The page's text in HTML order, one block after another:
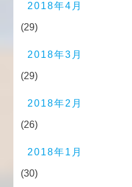
2018年4月
(29)
2018年3月
(29)
2018年2月
(26)
2018年1月
(30)